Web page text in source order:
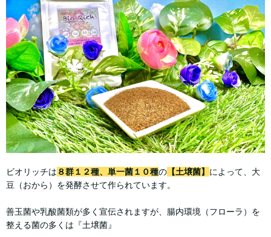
ビオリッチは ８群１２種、単一菌１０種の 【土壌菌】 によって、大
豆（おから）を発酵させて作られています。
善玉菌や乳酸菌類が多く宣伝されますが、腸内環境（フローラ）を
整える菌の多くは『土壌菌』